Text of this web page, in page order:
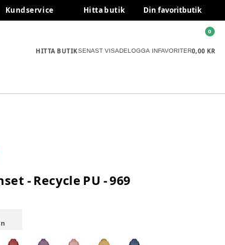
Kundservice Hitta butik Din favoritbutik
HITTA BUTIKSENAST VISADELOGGA INFAVORITER0,00 KR
0
- Recycle PU - 969